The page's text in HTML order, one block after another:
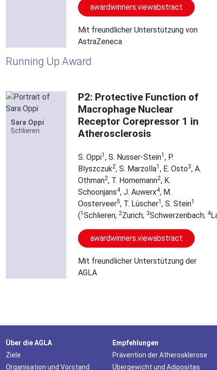
awardwinners.viewabstract
Mit freundlicher Unterstützung von
AstraZeneca
Running Up Award
Sara Oppi
Schlieren
P2: Protective Function of
Macrophage Nuclear
Receptor Corepressor 1 in
Atherosclerosis
S. Oppi1 , S. Nusser-Stein1 , P.
Blyszczuk2, S. Marzolla1 , E. Osto3, A.
Othman2, T. Hornemann2, K.
Schoonjans4, J. Auwerx4, M.
Oosterveer5, T. Lüscher1 , S. Stein1
(1Schlieren;2Zurich; 3Schwerzenbach; 4
awardwinners.viewabstract
Mit freundlicher Unterstützung der
AGLA
Über die AGLA
Ziele
Organisation und Vorstand
Empfehlungen
Prävention der Atherosklerose
Übergewicht und Adipositas